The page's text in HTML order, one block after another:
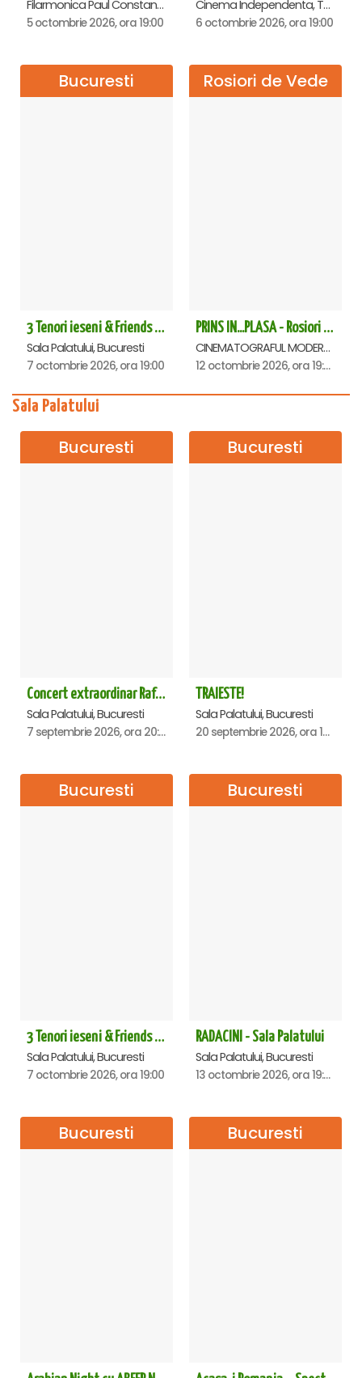
Filarmonica Paul Constantinescu, Ploiesti
5 octombrie 2026, ora 19:00
Cinema Independenta, Targoviste
6 octombrie 2026, ora 19:00
Bucuresti
3 Tenori ieseni & Friends - Sala Palatului
Sala Palatului, Bucuresti
7 octombrie 2026, ora 19:00
Rosiori de Vede
PRINS IN...PLASA - Rosiori de Vede
CINEMATOGRAFUL MODERN, Rosiori de Vede
12 octombrie 2026, ora 19:00
Sala Palatului
Bucuresti
Concert extraordinar Rafet El Roman - Sala Palatului
Sala Palatului, Bucuresti
7 septembrie 2026, ora 20:00
Bucuresti
TRAIESTE!
Sala Palatului, Bucuresti
20 septembrie 2026, ora 18:00
Bucuresti
3 Tenori ieseni & Friends - Sala Palatului
Sala Palatului, Bucuresti
7 octombrie 2026, ora 19:00
Bucuresti
RADACINI - Sala Palatului
Sala Palatului, Bucuresti
13 octombrie 2026, ora 19:00
Bucuresti Bucuresti